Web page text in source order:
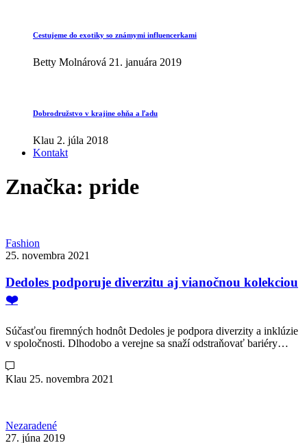
Cestujeme do exotiky so známymi influencerkami
Betty Molnárová 21. januára 2019
Dobrodružstvo v krajine ohňa a ľadu
Klau 2. júla 2018
Kontakt
Značka: pride
Fashion
25. novembra 2021
Dedoles podporuje diverzitu aj vianočnou kolekciou
❤️
Súčasťou firemných hodnôt Dedoles je podpora diverzity a inklúzie
v spoločnosti. Dlhodobo a verejne sa snaží odstraňovať bariéry…
Klau 25. novembra 2021
Nezaradené
27. júna 2019